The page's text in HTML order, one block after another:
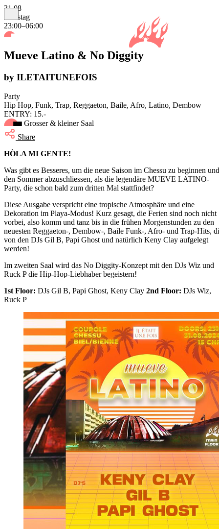
31.08
Samstag
23:00–06:00
Mueve Latino & No Diggity
by ILETAITUNEFOIS
Party
Hip Hop, Funk, Trap, Reggaeton, Baile, Afro, Latino, Dembow
ENTRY: 15.-
Grosser & kleiner Saal
Share
HÒLA MI GENTE!
Was gibt es Besseres, um die neue Saison im Chessu zu beginnen und
den Sommer abzuschliessen, als die legendäre MUEVE LATINO-
Party, die schon bald zum dritten Mal stattfindet?
Diese Ausgabe verspricht eine tropische Atmosphäre und eine
Dekoration im Playa-Modus! Kurz gesagt, die Ferien sind noch nicht
vorbei, also komm und tanz bis in die frühen Morgenstunden zu den
neuesten Reggaeton-, Dembow-, Baile Funk-, Afro- und Trap-Hits,
von den DJs Gil B, Papi Ghost und natürlich Keny Clay aufgelegt
werden!
Im zweiten Saal wird das No Diggity-Konzept mit den DJs Wiz und
Ruck P die Hip-Hop-Liebhaber begeistern!
1st Floor: DJs Gil B, Papi Ghost, Keny Clay 2nd Floor: DJs Wiz,
Ruck P